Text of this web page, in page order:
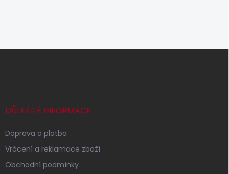
Z
DŮLEŽITÉ INFORMACE
Doprava a platba
Vrácení a reklamace zboží
Obchodní podmínky